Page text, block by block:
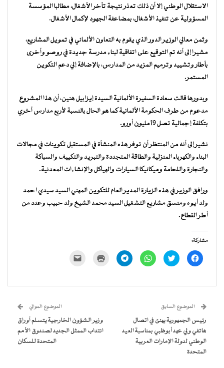
الاستقلال الوطني إلا أن ذلك تعذر نتيجة تأخر الأشغال، مطالبا المؤسسة
المسؤولية عن تنفيذ الأشغال، بمضاعفة الجهود لإكمال الأشغال.
وثمن معالي الوزير الدور الذي يقوم به التعاون الألماني في تمويل المشاريع،
مشيرا إلى أنه تم التوقيع على اتفاقية لبناء مدرسة جديدة في روصو وأخرى
بأطار وتشييد وترميم المزيد من المدارس، بالإضافة إلي دعم التكوين
المستمر.
وبدورها قالت سعادة السفيرة الألمانية السيدة إيزابيل هنين، أن هذا المشروع
مدعوم من طرف الحكومة الألمانية كما هو الحال بالنسبة لأربع مدارس أخري
بتكلفة إجمالية تصل 19مليون أورو.
نشير إلى أنه من المنتظر أن توفر هذه المنشأة في المستقبل تكوينات في مجالات
البناء والكهرباء المنزلية والطاقة المتجددة والتبريد والتكييف والسباكة
والنجارة واللحامة وميكانيكا السيارات والهياكل والإنشاءات المعدنية.
ورافق الوزير في هذه الزيارة المدير العام للتكوين المهني السيد سيدي احمد
ولد أيوه ومنسق مشاريع التشغيل السيد محمد الشيخ ولد حبيب وعدد من
أطر القطاع.
مشاركة:
انقر
للمشاركة
في
اضغط
للمشاركة
في
انقر
للمشاركة
في
انقر
للمشاركة
في
للطباعة
جديدة) الإلكتروني
نافذة
جديدة)
الموضوع السابق
رئيس الجمهورية يهنئ في اتصال
هاتفي ولي عهد أبوظبي بمناسبة العيد
الوطني لدولة الإمارات العربية
المتحدة
الموضوع الموالي
وزير الشؤون الخارجية يتسلم أوراق
انتداب الممثل الجديد لصندوق الأمم
المتحدة للسكان